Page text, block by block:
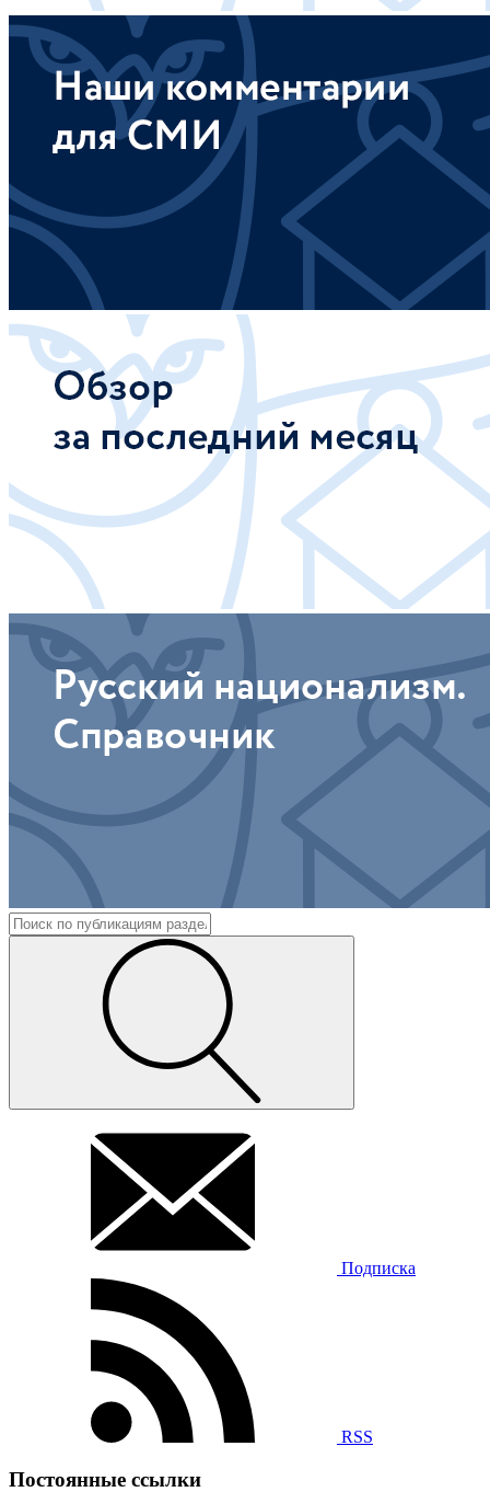
Подписка
RSS
Постоянные ссылки